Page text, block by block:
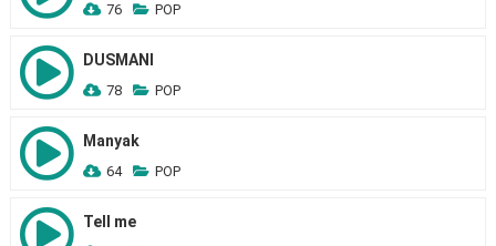
76 POP
DUSMANI
78 POP
Manyak
64 POP
Tell me